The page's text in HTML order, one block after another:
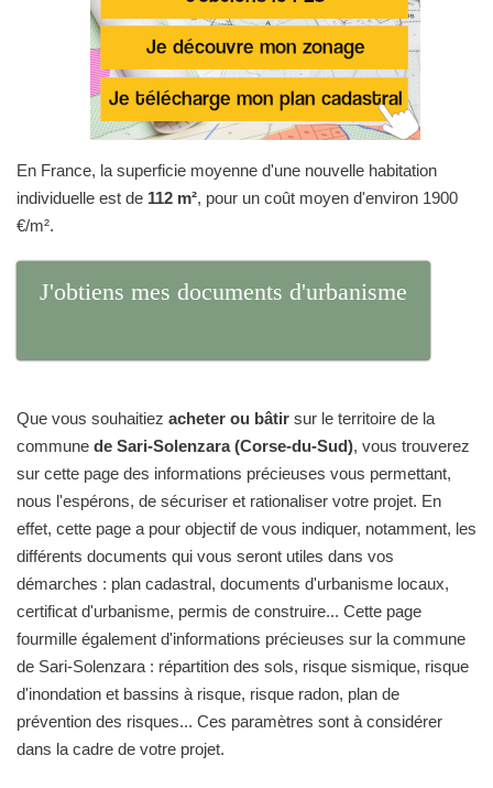
En France, la superficie moyenne d'une nouvelle habitation
individuelle est de 112 m², pour un coût moyen d'environ 1900
€/m².
J'obtiens mes documents d'urbanisme
Que vous souhaitiez acheter ou bâtir sur le territoire de la
commune de Sari-Solenzara (Corse-du-Sud), vous trouverez
sur cette page des informations précieuses vous permettant,
nous l'espérons, de sécuriser et rationaliser votre projet. En
effet, cette page a pour objectif de vous indiquer, notamment, les
différents documents qui vous seront utiles dans vos
démarches : plan cadastral, documents d'urbanisme locaux,
certificat d'urbanisme, permis de construire... Cette page
fourmille également d'informations précieuses sur la commune
de Sari-Solenzara : répartition des sols, risque sismique, risque
d'inondation et bassins à risque, risque radon, plan de
prévention des risques... Ces paramètres sont à considérer
dans la cadre de votre projet.